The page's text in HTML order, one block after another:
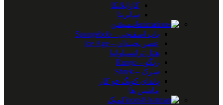
کازابلانکا
سابرینا
انیمیشن
باب اسفنجی – Spongebob
عصر یخبندان – Ice Age
هتل ترانسیلوانیا
رنگو – Rango
شرک – Shrek
پاندای کونگ فو کار
ماشین ها
کمیک